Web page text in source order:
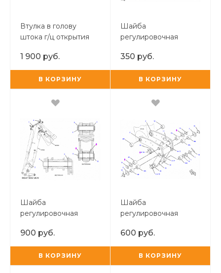
Втулка в голову
штока г/ц открытия
1 900 руб.
В КОРЗИНУ
Шайба
регулировочная
линка
350 руб.
В КОРЗИНУ
Шайба
регулировочная
ц ковша
900 руб.
В КОРЗИНУ
Шайба
регулировочная
600 руб.
В КОРЗИНУ